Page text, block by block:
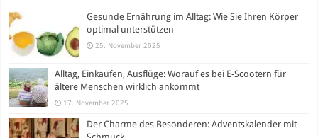
Gesunde Ernährung im Alltag: Wie Sie Ihren Körper
optimal unterstützen
25. November 2025
Alltag, Einkaufen, Ausflüge: Worauf es bei E-Scootern für
ältere Menschen wirklich ankommt
17. November 2025
Der Charme des Besonderen: Adventskalender mit